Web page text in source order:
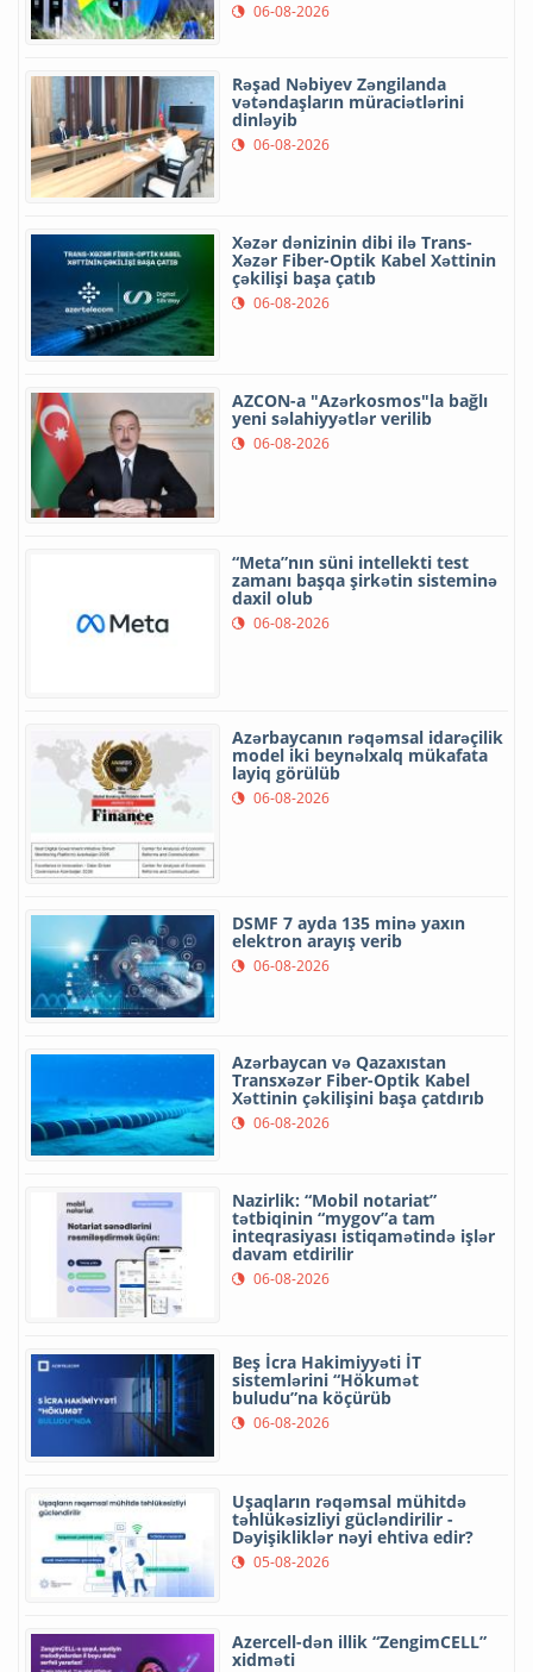
06-08-2026
Rəşad Nəbiyev Zəngilanda
vətəndaşların müraciətlərini
dinləyib
06-08-2026
Xəzər dənizinin dibi ilə Trans-
Xəzər Fiber-Optik Kabel Xəttinin
çəkilişi başa çatıb
06-08-2026
AZCON-a "Azərkosmos"la bağlı
yeni səlahiyyətlər verilib
06-08-2026
“Meta”nın süni intellekti test
zamanı başqa şirkətin sisteminə
daxil olub
06-08-2026
Azərbaycanın rəqəmsal idarəçilik
model iki beynəlxalq mükafata
layiq görülüb
06-08-2026
DSMF 7 ayda 135 minə yaxın
elektron arayış verib
06-08-2026
Azərbaycan və Qazaxıstan
Transxəzər Fiber-Optik Kabel
Xəttinin çəkilişini başa çatdırıb
06-08-2026
Nazirlik: “Mobil notariat”
tətbiqinin “mygov”a tam
inteqrasiyası istiqamətində işlər
davam etdirilir
06-08-2026
Beş İcra Hakimiyyəti İT
sistemlərini “Hökumət
buludu”na köçürüb
06-08-2026
Uşaqların rəqəmsal mühitdə
təhlükəsizliyi gücləndirilir -
Dəyişikliklər nəyi ehtiva edir?
05-08-2026
Azercell-dən illik “ZengimCELL”
xidməti